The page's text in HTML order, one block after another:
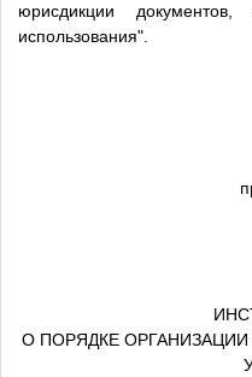
юрисдикции
использования".
О ПОРЯДКЕ